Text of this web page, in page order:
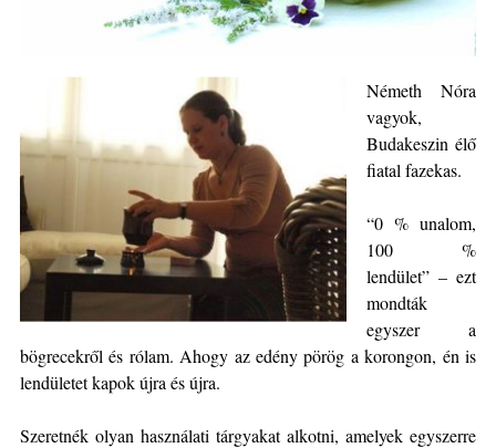
Németh Nóra
vagyok,
Budakeszin élő
fiatal fazekas.
“0 % unalom,
100 %
lendület” – ezt
mondták
egyszer a
bögrecekről és rólam. Ahogy az edény pörög a korongon, én is
lendületet kapok újra és újra.
Szeretnék olyan használati tárgyakat alkotni, amelyek egyszerre